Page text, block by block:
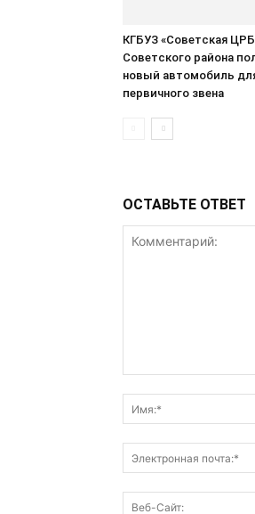
КГБУЗ «Советская
Советского района
новый автомобиль
первичного звена
ОСТАВЬТЕ ОТВЕТ